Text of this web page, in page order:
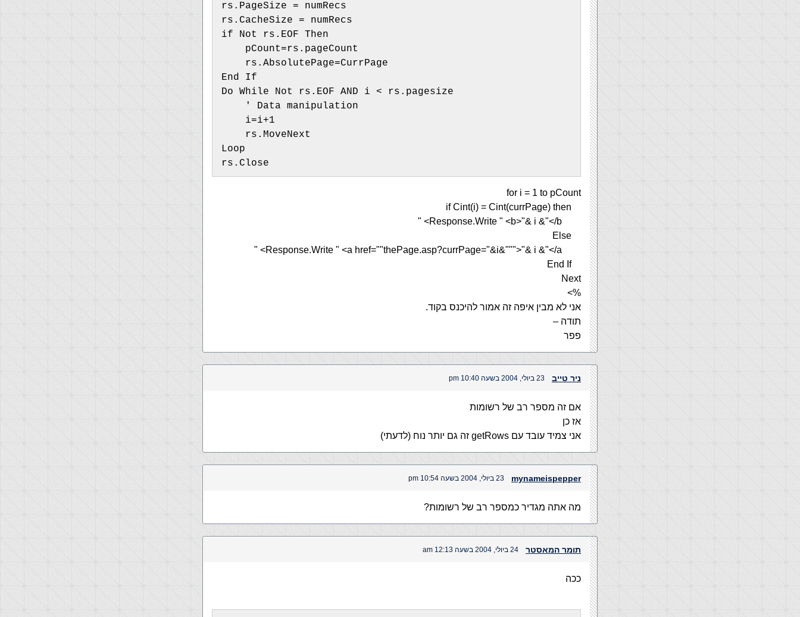
rs.PageSize = numRecs
rs.CacheSize = numRecs
if Not rs.EOF Then
pCount=rs.pageCount
rs.AbsolutePage=CurrPage
End If
Do While Not rs.EOF AND i < rs.pagesize
' Data manipulation
i=i+1
rs.MoveNext
Loop
rs.Close
for i = 1 to pCount
End If
Next
%>
אני לא מבין איפה זה אמור להיכנס בקוד.
תודה –
פפר
ניר טייב 23 ביולי, 2004 בשעה 10:40 pm
אם זה מספר רב של רשומות
אז כן
אני צמיד עובד עם getRows זה גם יותר נוח (לדעתי)
mynameispepper 23 ביולי, 2004 בשעה 10:54 pm
מה אתה מגדיר כמספר רב של רשומות?
תומר המאסטר 24 ביולי, 2004 בשעה 12:13 am
ככה